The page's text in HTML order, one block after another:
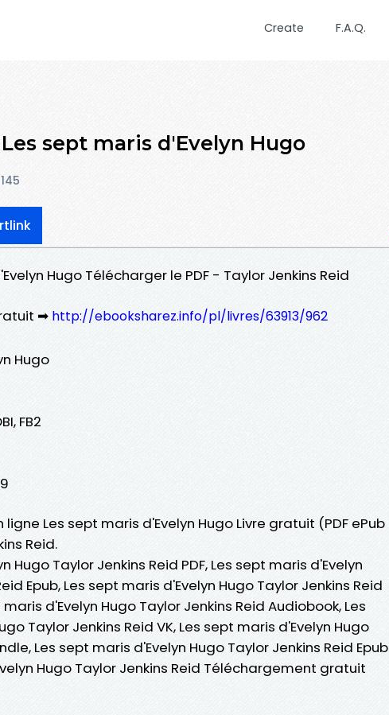
Create F.A.Q.
sept maris d'Evelyn Hugo
Hugo Télécharger le PDF - Taylor Jenkins Reid
➡ http://ebooksharez.info/pl/livres/63913/962
Hugo
FB2
Les sept maris d'Evelyn Hugo Livre gratuit (PDF ePub
Reid.
Hugo Taylor Jenkins Reid PDF, Les sept maris d'Evelyn
Epub, Les sept maris d'Evelyn Hugo Taylor Jenkins Reid
d'Evelyn Hugo Taylor Jenkins Reid Audiobook, Les
Taylor Jenkins Reid VK, Les sept maris d'Evelyn Hugo
Les sept maris d'Evelyn Hugo Taylor Jenkins Reid Epub
Hugo Taylor Jenkins Reid Téléchargement gratuit